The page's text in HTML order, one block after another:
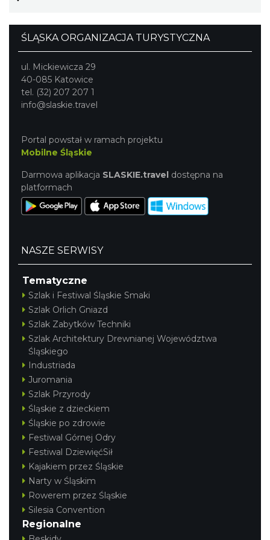
ŚLĄSKA ORGANIZACJA TURYSTYCZNA
ul. Mickiewicza 29
40-085 Katowice
tel. (32) 207 207 1
info@slaskie.travel
Portal powstał w ramach projektu
Mobilne Śląskie
Darmowa aplikacja SLASKIE.travel dostępna na
platformach
NASZE SERWISY
Tematyczne
Szlak i Festiwal Śląskie Smaki
Szlak Orlich Gniazd
Szlak Zabytków Techniki
Szlak Architektury Drewnianej Województwa
Śląskiego
Industriada
Juromania
Szlak Przyrody
Śląskie z dzieckiem
Śląskie po zdrowie
Festiwal Górnej Odry
Festiwal DziewięćSił
Kajakiem przez Śląskie
Narty w Śląskim
Rowerem przez Śląskie
Silesia Convention
Regionalne